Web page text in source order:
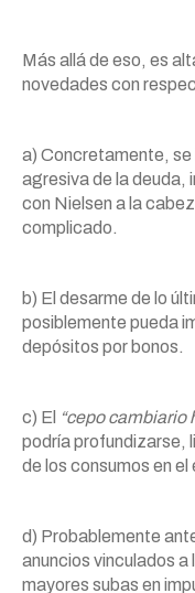
Más allá de eso, es
novedades con
a) Concretamente,
agresiva de la deuda,
con Nielsen a la
complicado.
b) El desarme de lo
posiblemente pueda
depósitos por bonos.
c) El “cepo cambiario
podría profundizarse,
de los consumos en
d) Probablemente
anuncios vinculados
mayores subas en